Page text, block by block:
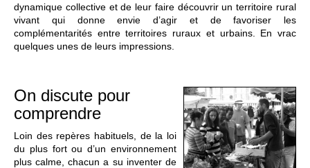
dynamique collective et de leur faire découvrir un territoire rural
vivant qui donne envie d’agir et de favoriser les
complémentarités entre territoires ruraux et urbains. En vrac
quelques unes de leurs impressions.
On discute pour
comprendre
Loin des repères habituels, de la loi
du plus fort ou d’un environnement
plus calme, chacun a su inventer de